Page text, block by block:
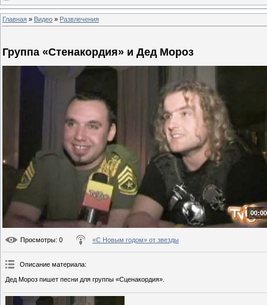
Главная » Видео » Развлечения
Группа «Стенакордия» и Дед Мороз
Просмотры: 0 «С Новым годом» от звезды
Описание материала:
Дед Мороз пишет песни для группы «Сценакордия».